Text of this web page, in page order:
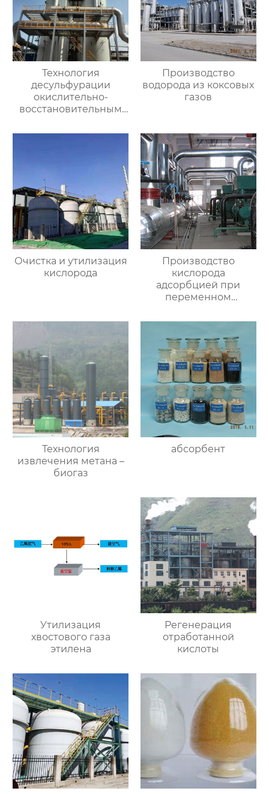
Технология
десульфурации
окислительно-
восстановительным
Производство
водорода из коксовых
газов
Очистка и утилизация
кислорода
Производство
кислорода
адсорбцией при
переменном
Технология
извлечения метана –
биогаз
абсорбент
Утилизация
хвостового газа
этилена
Регенерация
отработанной
кислоты